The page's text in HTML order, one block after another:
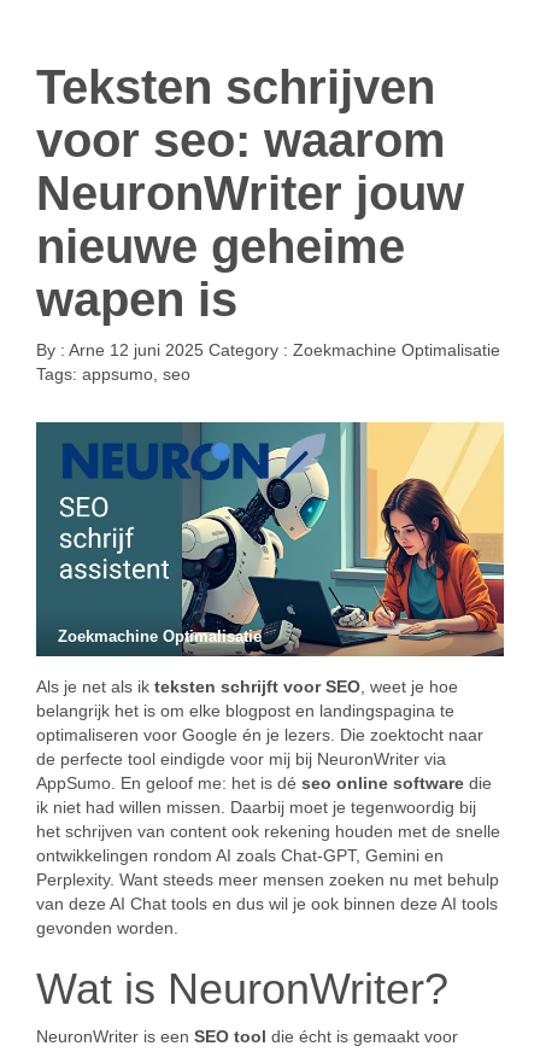
Teksten schrijven
voor seo: waarom
NeuronWriter jouw
nieuwe geheime
wapen is
By : Arne 12 juni 2025 Category : Zoekmachine Optimalisatie
Tags: appsumo seo
Zoekmachine Optimalisatie
Als je net als ik teksten schrijft voor SEO , weet je hoe
belangrijk het is om elke blogpost en landingspagina te
optimaliseren voor Google én je lezers. Die zoektocht naar
de perfecte tool eindigde voor mij bij NeuronWriter via
AppSumo. En geloof me: het is dé seo online software die
ik niet had willen missen. Daarbij moet je tegenwoordig bij
het schrijven van content ook rekening houden met de snelle
ontwikkelingen rondom AI zoals Chat-GPT, Gemini en
Perplexity. Want steeds meer mensen zoeken nu met behulp
van deze AI Chat tools en dus wil je ook binnen deze AI tools
gevonden worden.
Wat is NeuronWriter?
NeuronWriter is een SEO tool die écht is gemaakt voor